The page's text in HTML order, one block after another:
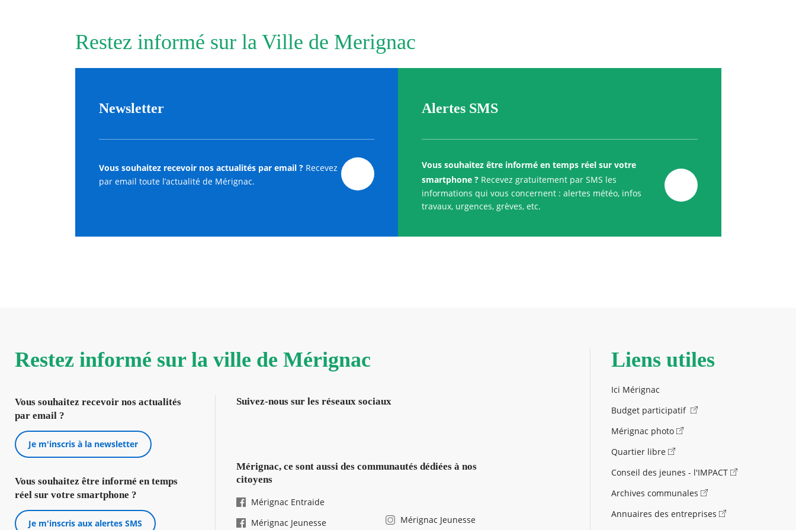
Restez informé sur la Ville de Merignac
Newsletter
Vous souhaitez recevoir nos actualités par email ?Recevez
par email toute l’actualité de Mérignac.
Alertes SMS
Vous souhaitez être informé en temps réel sur votre
smartphone ? Recevez gratuitement par SMS les
informations qui vous concernent : alertes météo, infos
travaux, urgences, grèves, etc.
Restez informé sur la ville de Mérignac
Vous souhaitez recevoir nos actualités
par email ?
Je m'inscris à la newsletter
Vous souhaitez être informé en temps
réel sur votre smartphone ?
Je m'inscris aux alertes SMS
Suivez-nous sur les réseaux sociaux
Mérignac, ce sont aussi des communautés dédiées à nos
citoyens
Mérignac Entraide
Mérignac Jeunesse
Mérignac Jeunesse
Liens utiles
Ici Mérignac
Budget participatif
Mérignac photo
Quartier libre
Conseil des jeunes - l'IMPACT
Archives communales
Annuaires des entreprises